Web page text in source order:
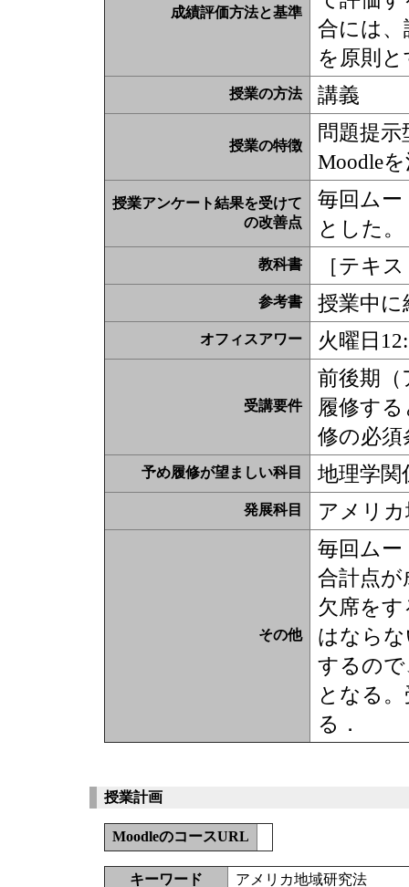
成績評価方法と基準
合には
を原則
授業の方法 講義
授業の特徴
問題提
Moodle
授業アンケート結果を受けて
の改善点
毎回ム
とした。
教科書 ［テキ
参考書 授業中に
オフィスアワー 火曜日
受講要件
前後期
履修す
修の必
予め履修が望ましい科目 地理学関
発展科目 アメリ
その他
毎回ム
合計点
欠席を
はなら
するの
となる
る．
授業計画
MoodleのコースURL
キーワード
アメリカ地域研究法